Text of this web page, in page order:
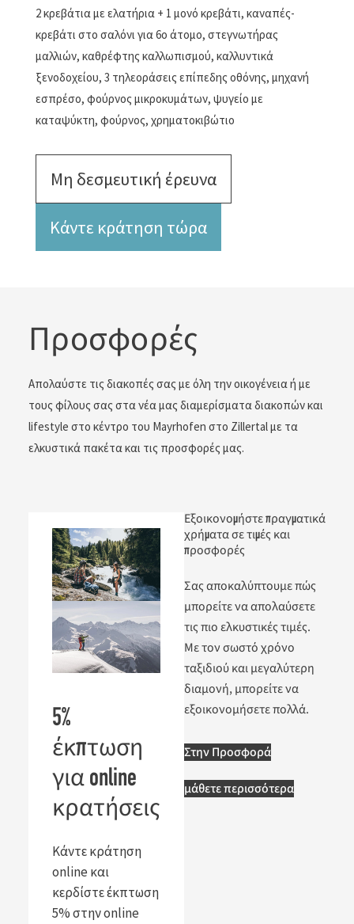
2 κρεβάτια με ελατήρια + 1 μονό κρεβάτι, καναπές-
κρεβάτι στο σαλόνι για 6ο άτομο, στεγνωτήρας
μαλλιών, καθρέφτης καλλωπισμού, καλλυντικά
ξενοδοχείου, 3 τηλεοράσεις επίπεδης οθόνης, μηχανή
εσπρέσο, φούρνος μικροκυμάτων, ψυγείο με
καταψύκτη, φούρνος, χρηματοκιβώτιο
Μη δεσμευτική έρευνα
Κάντε κράτηση τώρα
Προσφορές
Απολαύστε τις διακοπές σας με όλη την οικογένεια ή με
τους φίλους σας στα νέα μας διαμερίσματα διακοπών
και lifestyle στο κέντρο του Mayrhofen στο Zillertal με τα
ελκυστικά πακέτα και τις προσφορές μας.
5%
έκπτωση
για online
κρατήσεις
Κάντε κράτηση
online και
κερδίστε
έκπτωση 5%
Εξοικονομήστε πραγματικά
χρήματα σε τιμές και
προσφορές
Σας αποκαλύπτουμε πώς
μπορείτε να απολαύσετε
τις πιο ελκυστικές τιμές.
Με τον σωστό χρόνο
ταξιδιού και μεγαλύτερη
διαμονή, μπορείτε να
εξοικονομήσετε πολλά.
Στην Προσφορά
μάθετε περισσότερα